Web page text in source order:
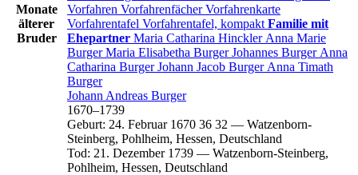
Monate
älterer
Bruder
Vorfahren VorfahrenfächerVorfahrenkarte
Vorfahrentafel Vorfahrentafel, kompakt Familie mit
Ehepartner Maria Catharina Hinckler Anna Marie
Burger Maria Elisabetha Burger Johannes Burger Anna
Catharina Burger Johann Jacob Burger Anna Timath
Burger
Johann Andreas Burger
1670–1739
Geburt: 24. Februar 1670 36 32 — Watzenborn-
Steinberg, Pohlheim, Hessen, Deutschland
Tod: 21. Dezember 1739 — Watzenborn-Steinberg,
Pohlheim, Hessen, Deutschland